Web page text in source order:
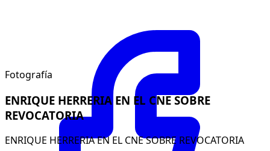
Fotografía
ENRIQUE HERRERIA EN EL CNE SOBRE
REVOCATORIA
ENRIQUE HERRERIA EN EL CNE SOBRE REVOCATORIA